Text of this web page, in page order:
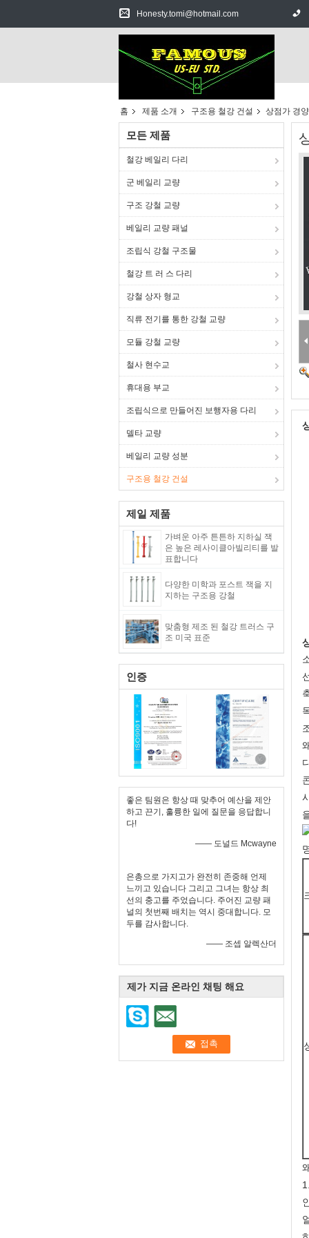
Honesty.tomi@hotmail.com
홈 제품 소개 구조용 철강 건설 상점가 경
모든 제품
철강 베일리 다리
군 베일리 교량
구조 강철 교량
베일리 교량 패널
조립식 강철 구조물
철강 트 러 스 다리
강철 상자 형교
직류 전기를 통한 강철 교량
모듈 강철 교량
철사 현수교
휴대용 부교
조립식으로 만들어진 보행자용 다리
델타 교량
베일리 교량 성분
구조용 철강 건설
제일 제품
가벼운 아주 튼튼하 지하실 잭
은 높은 레사이클아빌리티를 발
표합니다
다양한 미학과 포스트 잭을 지
지하는 구조용 강철
맞춤형 제조 된 철강 트러스 구
조 미국 표준
인증
좋은 팀원은 항상 때 맞추어 예산을 제안
하고 끈기, 훌륭한 일에 질문을 응답합니
다!
—— 도널드 Mcwayne
은총으로 가지고가 완전히 존중해 언제
느끼고 있습니다 그리고 그녀는 항상 최
선의 충고를 주었습니다. 주어진 교량 패
널의 첫번째 배치는 역시 중대합니다. 모
두를 감사합니다.
—— 조셉 알렉산더
제가 지금 온라인 채팅 해요